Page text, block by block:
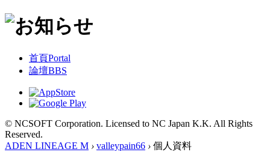
首頁Portal
論壇BBS
© NCSOFT Corporation. Licensed to NC Japan K.K. All Rights
Reserved.
ADEN LINEAGE M › valleypain66 › 個人資料